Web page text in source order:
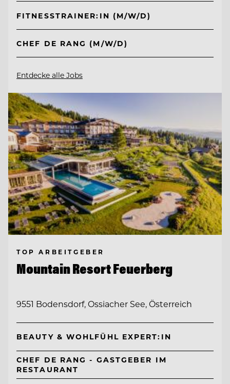
FITNESSTRAINER:IN (M/W/D)
CHEF DE RANG (M/W/D)
Entdecke alle Jobs
TOP ARBEITGEBER
Mountain Resort Feuerberg
9551 Bodensdorf, Ossiacher See, Österreich
BEAUTY & WOHLFÜHL EXPERT:IN
CHEF DE RANG - GASTGEBER IM
RESTAURANT